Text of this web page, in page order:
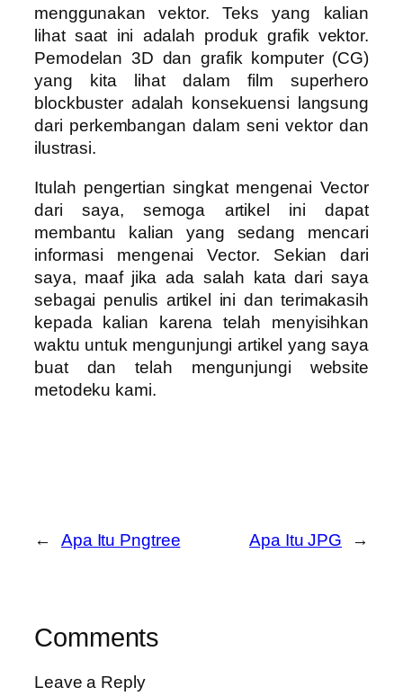
menggunakan vektor. Teks yang kalian
lihat saat ini adalah produk grafik vektor.
Pemodelan 3D dan grafik komputer (CG)
yang kita lihat dalam film superhero
blockbuster adalah konsekuensi langsung
dari perkembangan dalam seni vektor dan
ilustrasi.
Itulah pengertian singkat mengenai Vector
dari saya, semoga artikel ini dapat
membantu kalian yang sedang mencari
informasi mengenai Vector. Sekian dari
saya, maaf jika ada salah kata dari saya
sebagai penulis artikel ini dan terimakasih
kepada kalian karena telah menyisihkan
waktu untuk mengunjungi artikel yang saya
buat dan telah mengunjungi website
metodeku kami.
← Apa Itu Pngtree Apa Itu JPG →
Comments
Leave a Reply